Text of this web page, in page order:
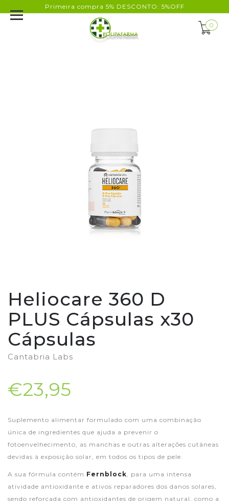
Primeira compra 5% DESCONTO: 5%OFF
0
Heliocare 360 D
PLUS Cápsulas x30
Cápsulas
Cantabria Labs
€23,95
Suplemento alimentar formulado com uma combinação
única de ingredientes que ajuda a prevenir o
fotoenvelhecimento, as manchas e outras alterações cutâneas
devidas à exposição solar, em todos os tipos de pele.
A sua fórmula contém Fernblock, para uma intensa
atividade antioxidante e ativos reparadores dos danos solares,
sendo reforçada com antioxidantes de origem natural, como a